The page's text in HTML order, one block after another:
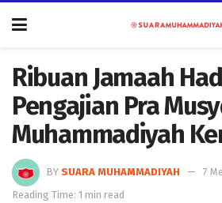
Ribuan Jamaah
Pengajian Pra
Muhammadiyah
BY SUARA MUHAMMADIYAH
7
Reading Time: 1 min read